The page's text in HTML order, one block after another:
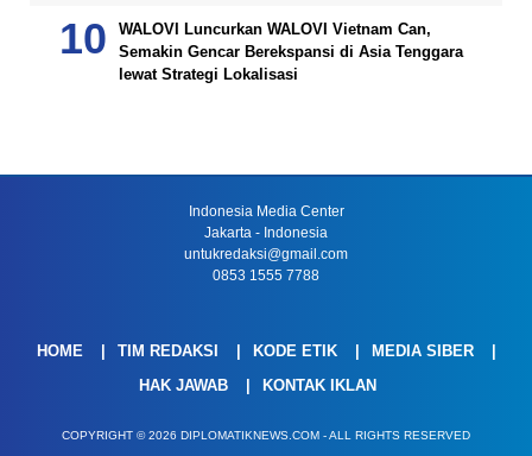
WALOVI Luncurkan WALOVI Vietnam Can,
Semakin Gencar Berekspansi di Asia Tenggara
lewat Strategi Lokalisasi
Indonesia Media Center
Jakarta - Indonesia
untukredaksi@gmail.com
0853 1555 7788
HOME TIM REDAKSI KODE ETIK
MEDIA SIBER
HAK JAWAB
KONTAK IKLAN
COPYRIGHT © 2026 DIPLOMATIKNEWS.COM - ALL RIGHTS RESERVED